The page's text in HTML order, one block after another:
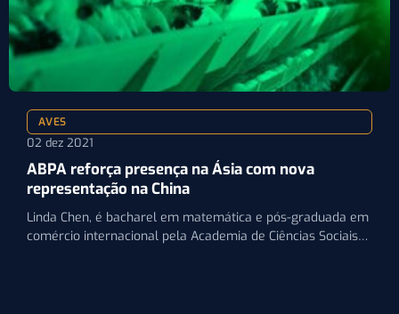
AVES
02 dez 2021
ABPA reforça presença na Ásia com nova
representação na China
Linda Chen, é bacharel em matemática e pós-graduada em
comércio internacional pela Academia de Ciências Sociais